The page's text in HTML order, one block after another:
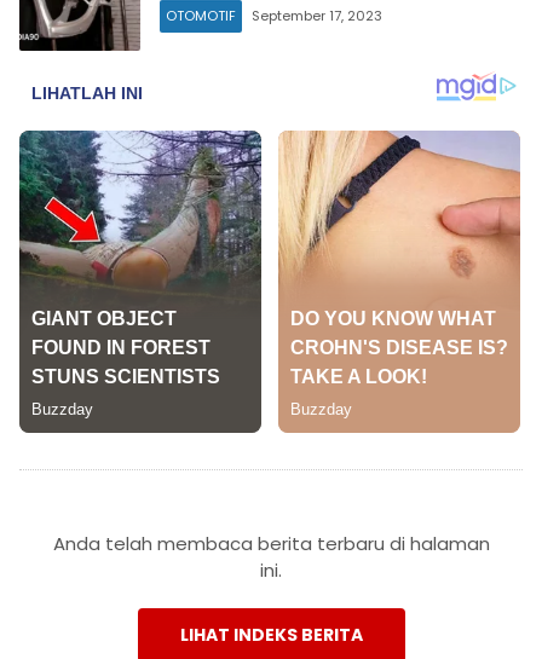
OTOMOTIF September 17, 2023
Anda telah membaca berita terbaru di halaman
ini.
LIHAT INDEKS BERITA